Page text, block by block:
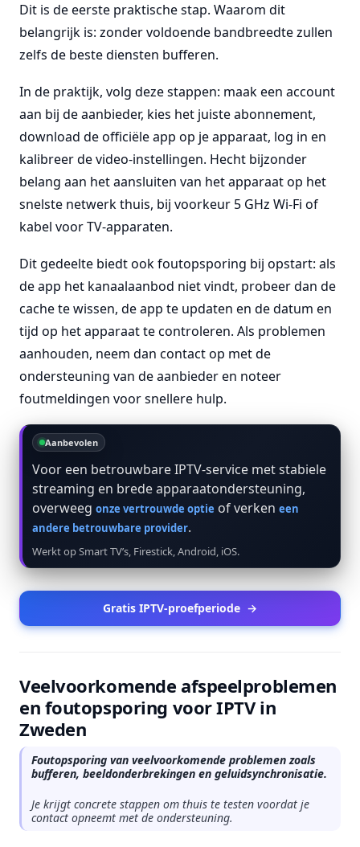
Dit is de eerste praktische stap. Waarom dit
belangrijk is: zonder voldoende bandbreedte zullen
zelfs de beste diensten bufferen.
In de praktijk, volg deze stappen: maak een account
aan bij de aanbieder, kies het juiste abonnement,
download de officiële app op je apparaat, log in en
kalibreer de video-instellingen. Hecht bijzonder
belang aan het aansluiten van het apparaat op het
snelste netwerk thuis, bij voorkeur 5 GHz Wi-Fi of
kabel voor TV-apparaten.
Dit gedeelte biedt ook foutopsporing bij opstart: als
de app het kanaalaanbod niet vindt, probeer dan de
cache te wissen, de app te updaten en de datum en
tijd op het apparaat te controleren. Als problemen
aanhouden, neem dan contact op met de
ondersteuning van de aanbieder en noteer
foutmeldingen voor snellere hulp.
Aanbevolen
Voor een betrouwbare IPTV-service met stabiele
streaming en brede apparaatondersteuning,
overweeg onze vertrouwde optie of verken een
andere betrouwbare provider.
Werkt op Smart TV’s, Firestick, Android, iOS.
Gratis IPTV-proefperiode →
Veelvoorkomende afspeelproblemen
en foutopsporing voor IPTV in
Zweden
Foutopsporing van veelvoorkomende problemen zoals
bufferen, beeldonderbrekingen en geluidsynchronisatie.
Je krijgt concrete stappen om thuis te testen voordat je
contact opneemt met de ondersteuning.